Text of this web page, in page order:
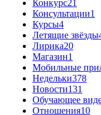
Конкурс21
Консультации1
Курсы4
Летящие звёзды
Лирика20
Магазин1
Мобильные
Недельки378
Новости131
Обучающее
Отношения10